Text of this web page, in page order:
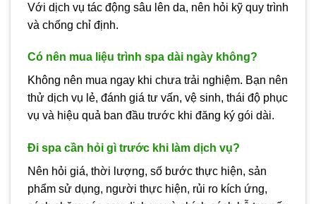
Với dịch vụ tác động sâu lên da, nên hỏi kỹ quy trình
và chống chỉ định.
Có nên mua liệu trình spa dài ngày không?
Không nên mua ngay khi chưa trải nghiệm. Bạn nên
thử dịch vụ lẻ, đánh giá tư vấn, vệ sinh, thái độ phục
vụ và hiệu quả ban đầu trước khi đăng ký gói dài.
Đi spa cần hỏi gì trước khi làm dịch vụ?
Nên hỏi giá, thời lượng, số bước thực hiện, sản
phẩm sử dụng, người thực hiện, rủi ro kích ứng,